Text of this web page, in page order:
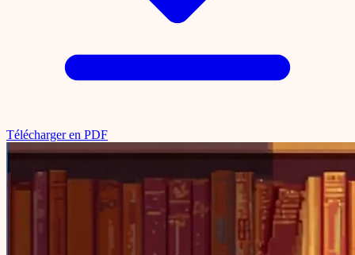
Télécharger en PDF